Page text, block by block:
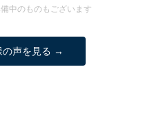
中のものもございます
の声を見る →